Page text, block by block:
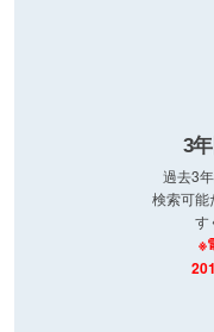
3
過去3
検索可能
す
※